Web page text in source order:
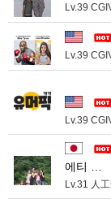
Lv.39
Lv.39
Lv.39
에티 …
Lv.31 人